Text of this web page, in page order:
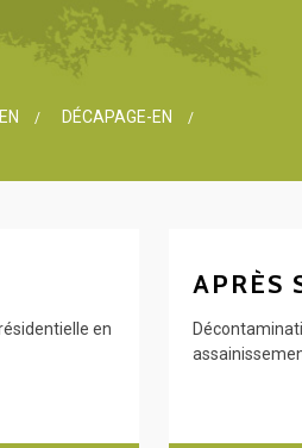
DÉCAPAGE-EN
en
APRÈS